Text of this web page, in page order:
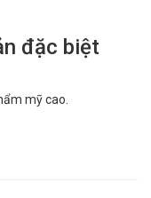
đặc biệt
mỹ cao.